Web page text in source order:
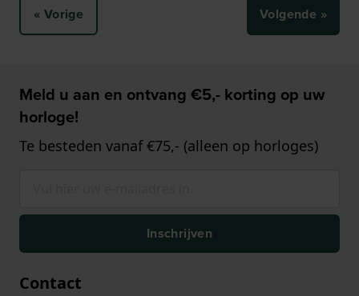
« Vorige Volgende »
Meld u aan en ontvang €5,- korting op uw
horloge!
Te besteden vanaf €75,- (alleen op horloges)
Inschrijven
Contact